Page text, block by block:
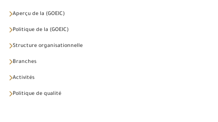
Aperçu de la (GOEIC)
Politique de la (GOEIC)
Structure organisationnelle
Branches
Activités
Politique de qualité